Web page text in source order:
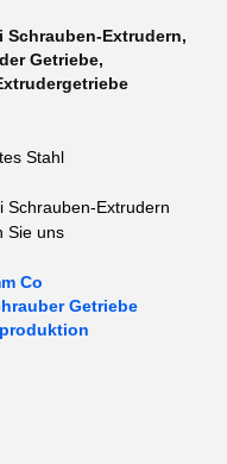
Schrauben-Extrudern,
Getriebe,
Stahl
Schrauben-Extrudern
Sie uns
Co
Getriebe